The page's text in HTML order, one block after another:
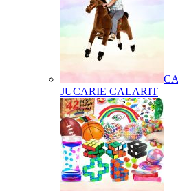
JUCARIE CALARIT